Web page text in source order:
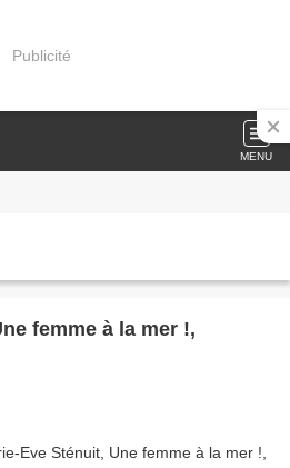
Publicité
MENU
femme à la mer !,